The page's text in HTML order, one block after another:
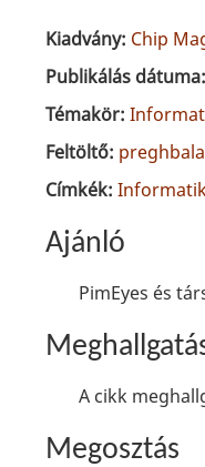
Kiadvány: Chip
Publikálás dátuma:
Témakör:
Feltöltő:
Címkék:
Ajánló
PimEyes és
A cikk
Megosztás